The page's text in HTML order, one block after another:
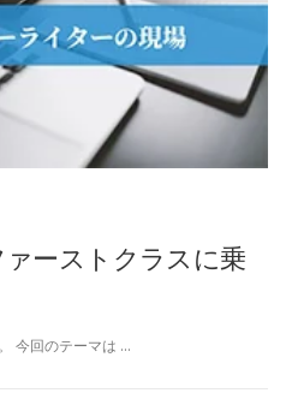
ァーストクラスに乗
今回のテーマは …